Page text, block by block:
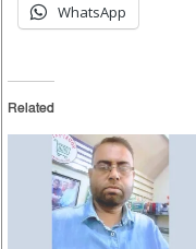
WhatsApp
Related